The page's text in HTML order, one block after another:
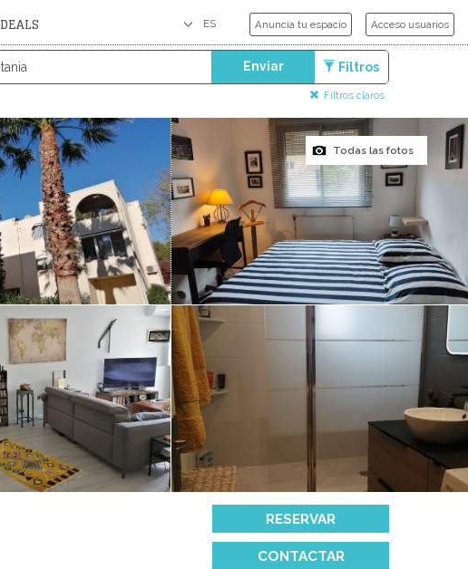
DEALS Anuncia tu espacio Acceso usuarios
Enviar Filtros
Filtros claros
Todas las fotos
RESERVAR
CONTACTAR